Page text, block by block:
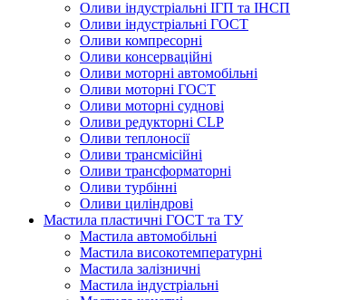
Оливи індустріальні ІГП та ІНСП
Оливи індустріальні ГОСТ
Оливи компресорні
Оливи консерваційні
Оливи моторні автомобільні
Оливи моторні ГОСТ
Оливи моторні суднові
Оливи редукторні CLP
Оливи теплоносії
Оливи трансмісійні
Оливи трансформаторні
Оливи турбінні
Оливи циліндрові
Мастила пластичні ГОСТ та ТУ
Мастила автомобільні
Мастила високотемпературні
Мастила залізничні
Мастила індустріальні